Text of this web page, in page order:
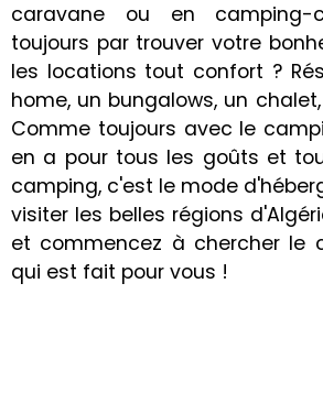
caravane ou en camping-
toujours par trouver votre
les locations tout confort ?
home, un bungalows, un
Comme toujours avec le
en a pour tous les goûts et
camping, c'est le mode
visiter les belles régions
et commencez à chercher le
qui est fait pour vous !